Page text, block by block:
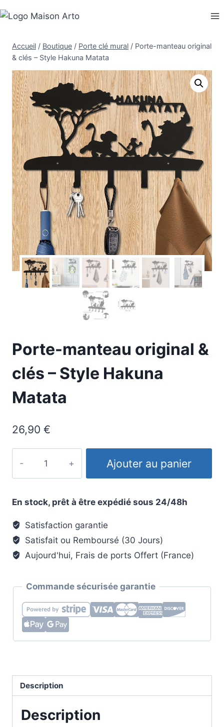
au
Accueil / Boutique / Porte clé mural / Porte-manteau original
& clés – Style Hakuna Matata
Porte-manteau original &
clés – Style Hakuna
Matata
26,90 €
Porte-
original
&
clés
-
Matata
Ajouter au panier
En stock, prêt à être expédié sous 24/48h
Satisfaction garantie
Satisfait ou Remboursé (30 Jours)
Aujourd'hui, Frais de ports Offert (France)
Commande sécurisée garantie
Description
Description